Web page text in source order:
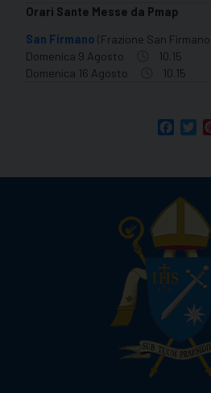
Orari Sante Messe da Pmap
San Firmano (Frazione San
Domenica 9 Agosto
10.15
Domenica 16 Agosto
10.15